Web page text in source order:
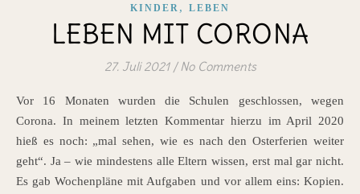
KINDER , LEBEN
LEBEN MIT CORONA
27. Juli 2021 / No Comments
Vor 16 Monaten wurden die Schulen geschlossen, wegen
Corona. In meinem letzten Kommentar hierzu im April 2020
hieß es noch: „mal sehen, wie es nach den Osterferien weiter
geht“. Ja – wie mindestens alle Eltern wissen, erst mal gar nicht.
Es gab Wochenpläne mit Aufgaben und vor allem eins: Kopien.